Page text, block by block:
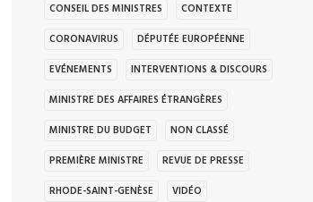
CONSEIL DES MINISTRES
CONTEXTE
CORONAVIRUS
DÉPUTÉE EUROPÉENNE
EVÉNEMENTS
INTERVENTIONS & DISCOURS
MINISTRE DES AFFAIRES ÉTRANGÈRES
MINISTRE DU BUDGET
NON CLASSÉ
PREMIÈRE MINISTRE
REVUE DE PRESSE
RHODE-SAINT-GENÈSE
VIDÉO